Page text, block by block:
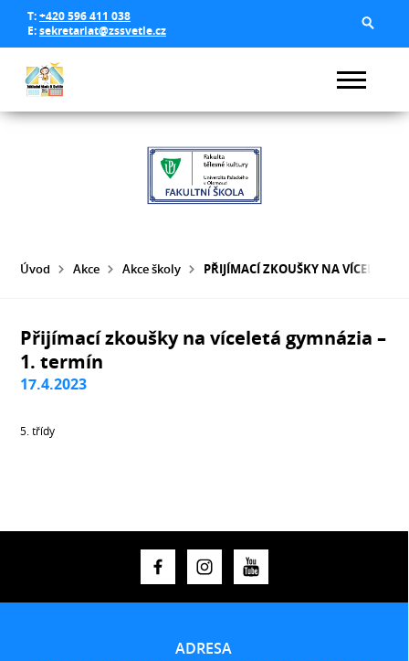
T:+420 596 411 038
E:sekretariat@zssvetle.cz
Úvod Akce Akce školy PŘIJÍMACÍ ZKOUŠKY NA VÍCELETÁ
Přijímací zkoušky na víceletá gymnázia –
1. termín
17.4.2023
5. třídy
ADRESA